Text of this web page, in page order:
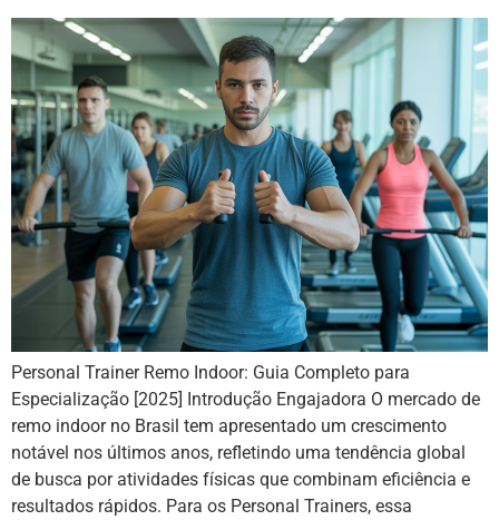
Personal Trainer Remo Indoor: Guia Completo para
Especialização [2025] Introdução Engajadora O mercado de
remo indoor no Brasil tem apresentado um crescimento
notável nos últimos anos, refletindo uma tendência global
de busca por atividades físicas que combinam eficiência e
resultados rápidos. Para os Personal Trainers, essa